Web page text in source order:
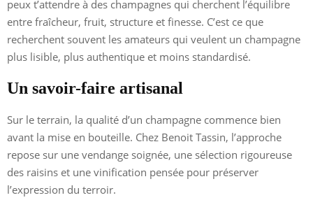
peux t’attendre à des champagnes qui cherchent l’équilibre
entre fraîcheur, fruit, structure et finesse. C’est ce que
recherchent souvent les amateurs qui veulent un champagne
plus lisible, plus authentique et moins standardisé.
Un savoir-faire artisanal
Sur le terrain, la qualité d’un champagne commence bien
avant la mise en bouteille. Chez Benoit Tassin, l’approche
repose sur une vendange soignée, une sélection rigoureuse
des raisins et une vinification pensée pour préserver
l’expression du terroir.